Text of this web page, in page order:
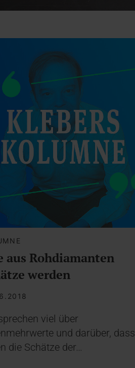
aus Rohdiamanten
werden
viel über
und darüber, dass
die Schätze der…